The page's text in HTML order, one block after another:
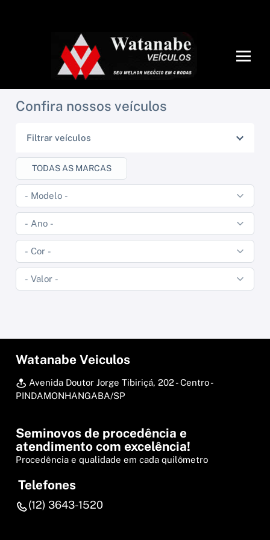
Confira nossos veículos
Filtrar veículos
TODAS AS MARCAS
Watanabe Veiculos
Avenida Doutor Jorge Tibiriçá, 202 - Centro -
PINDAMONHANGABA/SP
Seminovos de procedência e
atendimento com excelência!
Procedência e qualidade em cada quilômetro
Telefones
(12) 3643-1520